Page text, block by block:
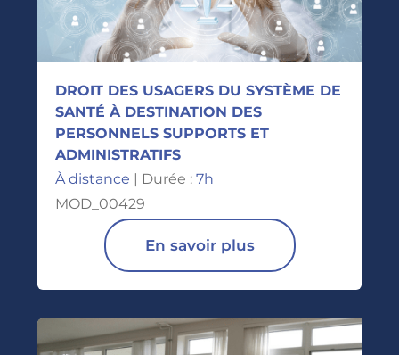
DROIT DES USAGERS DU SYSTÈME DE
SANTÉ À DESTINATION DES
PERSONNELS SUPPORTS ET
ADMINISTRATIFS
À distance | Durée : 7h
MOD_00429
En savoir plus